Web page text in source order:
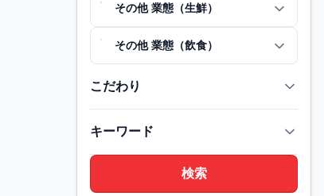
その他 業態（生鮮）
その他 業態（飲食）
こだわり
キーワード